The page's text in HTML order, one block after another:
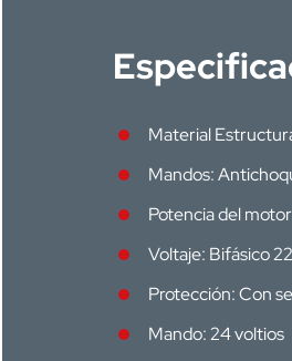
Material
Mandos:
Potencia del
Voltaje: Bifásico
Protección: Con
Mando: 24 voltios